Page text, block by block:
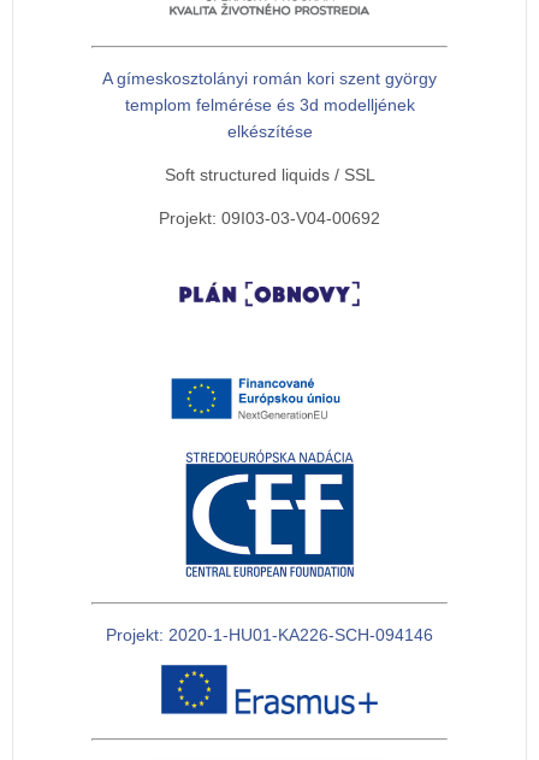
A gímeskosztolányi román kori szent györgy
templom felmérése és 3d modelljének
elkészítése
Soft structured liquids / SSL
Projekt: 09I03-03-V04-00692
Projekt: 2020-1-HU01-KA226-SCH-094146